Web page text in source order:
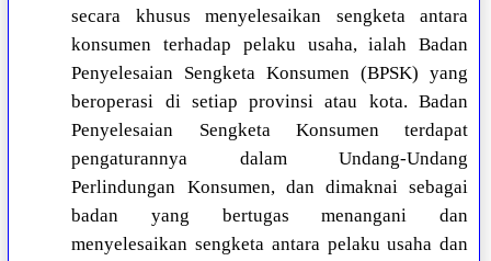
secara khusus menyelesaikan sengketa antara
konsumen terhadap pelaku usaha, ialah Badan
Penyelesaian Sengketa Konsumen (BPSK) yang
beroperasi di setiap provinsi atau kota. Badan
Penyelesaian Sengketa Konsumen terdapat
pengaturannya dalam Undang-Undang
Perlindungan Konsumen, dan dimaknai sebagai
badan yang bertugas menangani dan
menyelesaikan sengketa antara pelaku usaha dan